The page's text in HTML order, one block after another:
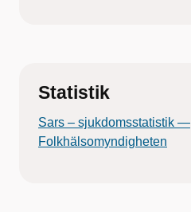
Statistik
Sars – sjukdomsstatistik —
Folkhälsomyndigheten